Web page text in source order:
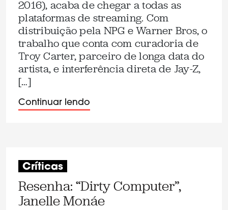
2016), acaba de chegar a todas as
plataformas de streaming. Com
distribuição pela NPG e Warner Bros, o
trabalho que conta com curadoria de
Troy Carter, parceiro de longa data do
artista, e interferência direta de Jay-Z,
[…]
Continuar lendo
Críticas
Resenha: “Dirty Computer”,
Janelle Monáe